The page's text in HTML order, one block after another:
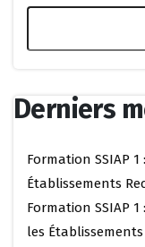
Derniers
Formation SSIAP
Établissements
Formation SSIAP
les